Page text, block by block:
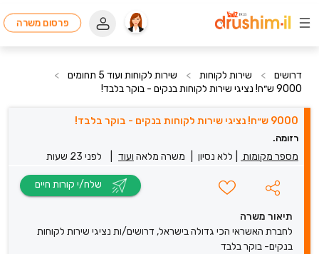
פרסום משרה
דרושים > שירות לקוחות > שירות לקוחות ועוד 5 תחומים
>
9000 ש״ח! נציגי שירות לקוחות בנקים - בוקר בלבד!
9000 ש״ח! נציגי שירות לקוחות בנקים - בוקר בלבד!
רזומה.
מספר מקומות ללא נסיון משרה מלאה ועוד לפני 23 שעות
תיאור משרה
לחברת האשראי הכי גדולה בישראל, דרושים/ות נציגי שירות לקוחות
בנקים- בוקר בלבד